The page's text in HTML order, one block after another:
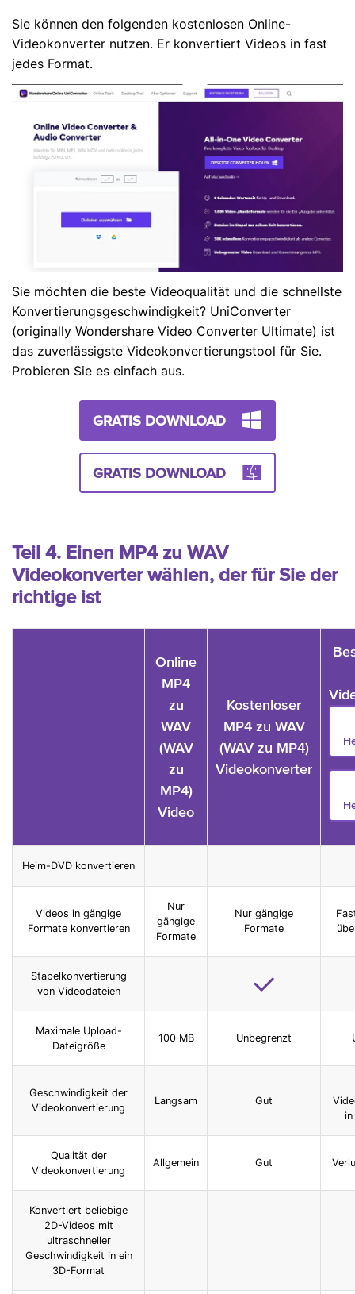
Sie können den folgenden kostenlosen Online-
Videokonverter nutzen. Er konvertiert Videos in fast
jedes Format.
Sie möchten die beste Videoqualität und die schnellste
Konvertierungsgeschwindigkeit? UniConverter
(originally Wondershare Video Converter Ultimate) ist
das zuverlässigste Videokonvertierungstool für Sie.
Probieren Sie es einfach aus.
GRATIS DOWNLOAD
GRATIS DOWNLOAD
Teil 4. Einen MP4 zu WAV
Videokonverter wählen, der für Sie der
richtige ist
Online
MP4
zu
WAV
(WAV
zu
MP4)
Video
Kostenloser
MP4 zu WAV
(WAV zu MP4)
Videokonverter
Heim-DVD konvertieren
Videos in gängige
Formate konvertieren
Nur
gängige
Formate
Nur gängige
Formate
Stapelkonvertierung
von Videodateien
Maximale Upload-
Dateigröße
100 MB Unbegrenzt
Geschwindigkeit der
Videokonvertierung
Langsam Gut
in
Qualität der
Videokonvertierung
Allgemein Gut
Konvertiert beliebige
2D-Videos mit
ultraschneller
Geschwindigkeit in ein
3D-Format